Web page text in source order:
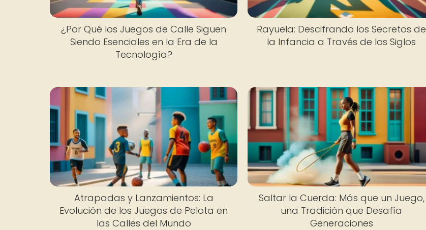
¿Por Qué los Juegos de Calle Siguen
Siendo Esenciales en la Era de la
Tecnología?
Rayuela: Descifrando los Secretos de
la Infancia a Través de los Siglos
Atrapadas y Lanzamientos: La
Evolución de los Juegos de Pelota en
las Calles del Mundo
Saltar la Cuerda: Más que un Juego,
una Tradición que Desafía
Generaciones